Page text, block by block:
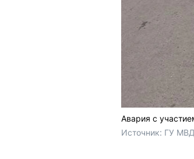
Авария с
Источник: ГУ МВД